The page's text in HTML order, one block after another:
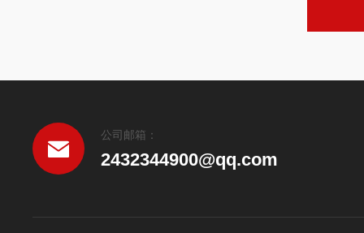
公司邮箱：
2432344900@qq.com